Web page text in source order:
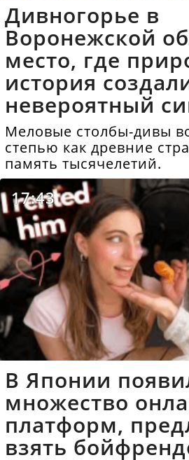
Дивногорье в
Воронежской
место, где
история
невероятный
Меловые столбы-дивы
степью как древние
память тысячелетий.
17:43
В Японии
множество
платформ,
взять